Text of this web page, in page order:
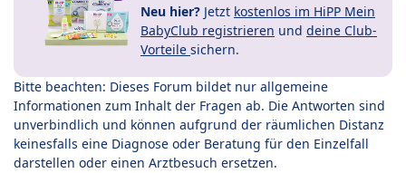
Neu hier? Jetzt kostenlos im HiPP Mein
BabyClub registrieren und deine Club-
Vorteile sichern.
Bitte beachten: Dieses Forum bildet nur allgemeine
Informationen zum Inhalt der Fragen ab. Die Antworten sind
unverbindlich und können aufgrund der räumlichen Distanz
keinesfalls eine Diagnose oder Beratung für den Einzelfall
darstellen oder einen Arztbesuch ersetzen.